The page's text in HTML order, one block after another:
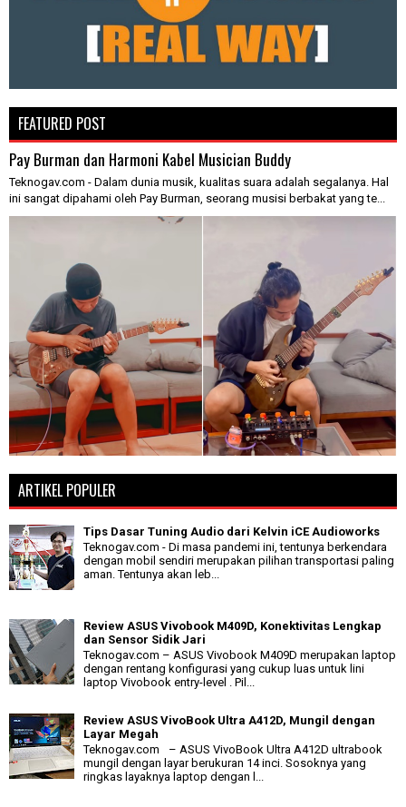
FEATURED POST
Pay Burman dan Harmoni Kabel Musician Buddy
Teknogav.com - Dalam dunia musik, kualitas suara adalah segalanya. Hal
ini sangat dipahami oleh Pay Burman, seorang musisi berbakat yang te...
ARTIKEL POPULER
Tips Dasar Tuning Audio dari Kelvin iCE Audioworks
Teknogav.com - Di masa pandemi ini, tentunya berkendara
dengan mobil sendiri merupakan pilihan transportasi paling
aman. Tentunya akan leb...
Review ASUS Vivobook M409D, Konektivitas Lengkap
dan Sensor Sidik Jari
Teknogav.com – ASUS Vivobook M409D merupakan laptop
dengan rentang konfigurasi yang cukup luas untuk lini
laptop Vivobook entry-level . Pil...
Review ASUS VivoBook Ultra A412D, Mungil dengan
Layar Megah
Teknogav.com – ASUS VivoBook Ultra A412D ultrabook
mungil dengan layar berukuran 14 inci. Sosoknya yang
ringkas layaknya laptop dengan l...